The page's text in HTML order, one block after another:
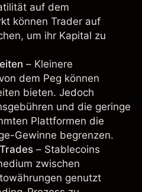
auf dem
können Trader auf
um ihr Kapital zu
– Kleinere
dem Peg können
bieten. Jedoch
und die geringe
Plattformen die
Gewinne begrenzen.
– Stablecoins
zwischen
genutzt